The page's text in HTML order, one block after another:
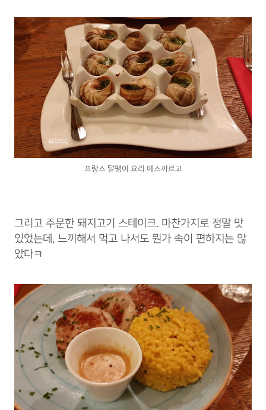
프랑스 달팽이 요리 에스까르고
그리고 주문한 돼지고기 스테이크. 마찬가지로 정말 맛
있었는데, 느끼해서 먹고 나서도 뭔가 속이 편하지는 않
았다ㅋ